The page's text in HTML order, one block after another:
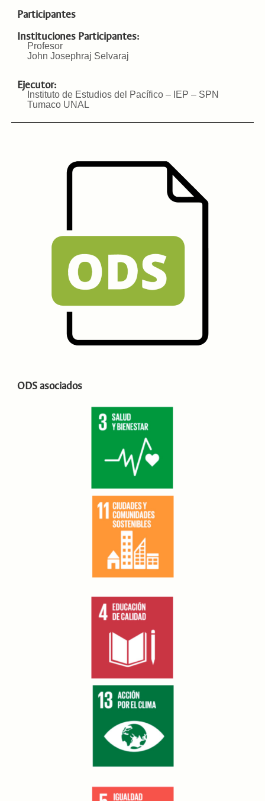
Participantes
Instituciones Participantes:
Profesor
John Josephraj Selvaraj
Ejecutor:
Instituto de Estudios del Pacífico – IEP – SPN
Tumaco UNAL
ODS asociados